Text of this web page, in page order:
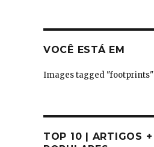
VOCÊ ESTÁ EM
Images tagged "footprints"
TOP 10 | ARTIGOS +